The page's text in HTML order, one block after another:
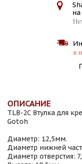
в
ОПИСАНИЕ
TLB-2C Втулка для
Gotoh
Диаметр: 12,5мм.
Диаметр нижней
Диаметр отверстия: